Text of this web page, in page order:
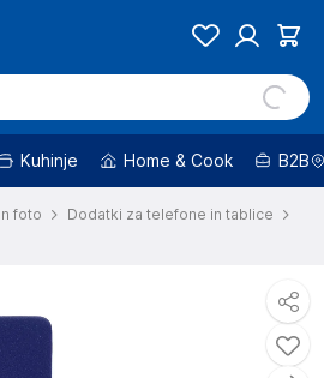
Kuhinje Home & Cook B2B
foto
Dodatki za telefone in tablice